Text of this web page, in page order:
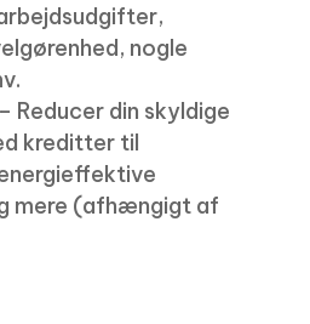
nogle
Reducer din skyldige
kreditter til
mere (afhængigt af